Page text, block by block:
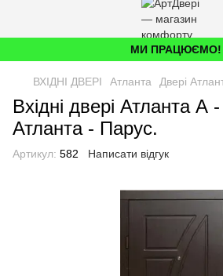
МИ ПРАЦЮЄМО!
ВХІДНІ ДВЕРІ Атланта Двері
Вхідні двері Атланта А
Атланта - Парус.
Артикул: 582 Написати відгук